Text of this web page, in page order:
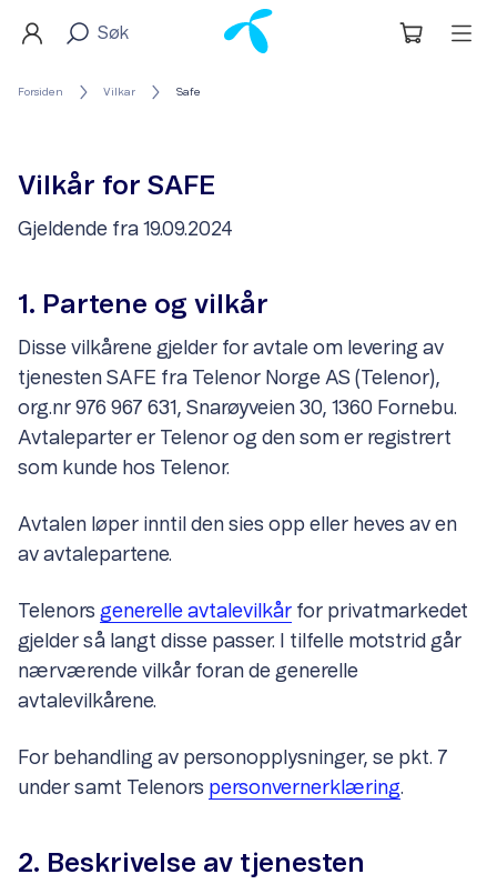
Forsiden Vilkar Safe
Vilkår for SAFE
Gjeldende fra 19.09.2024
1. Partene og vilkår
Disse vilkårene gjelder for avtale om levering av
tjenesten SAFE fra Telenor Norge AS (Telenor),
org.nr 976 967 631, Snarøyveien 30, 1360 Fornebu.
Avtaleparter er Telenor og den som er registrert
som kunde hos Telenor.
Avtalen løper inntil den sies opp eller heves av en
av avtalepartene.
Telenors generelle avtalevilkår for privatmarkedet
gjelder så langt disse passer. I tilfelle motstrid går
nærværende vilkår foran de generelle
avtalevilkårene.
For behandling av personopplysninger, se pkt. 7
under samt Telenors personvernerklæring.
2. Beskrivelse av tjenesten